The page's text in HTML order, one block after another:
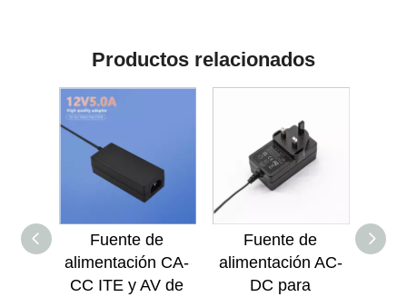
Productos relacionados
Fuente de
alimentación CA-
CC ITE y AV de
Fuente de
alimentación AC-
DC para